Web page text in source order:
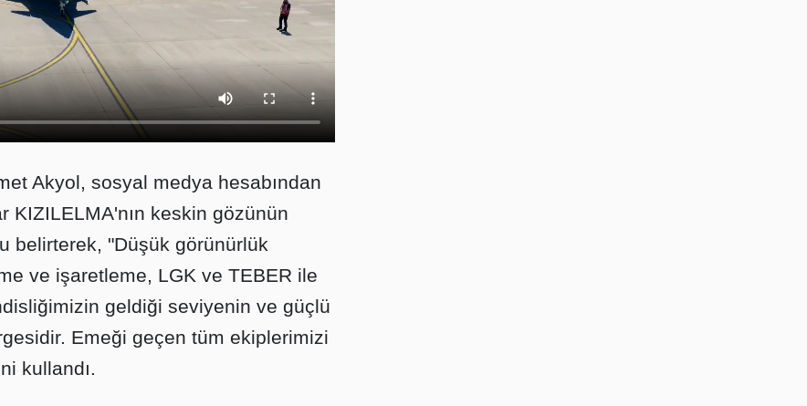
Akyol, sosyal medya hesabından
KIZILELMA'nın keskin gözünün
belirterek, "Düşük görünürlük
ve işaretleme, LGK ve TEBER ile
geldiği seviyenin ve güçlü
Emeği geçen tüm ekiplerimizi
kullandı.